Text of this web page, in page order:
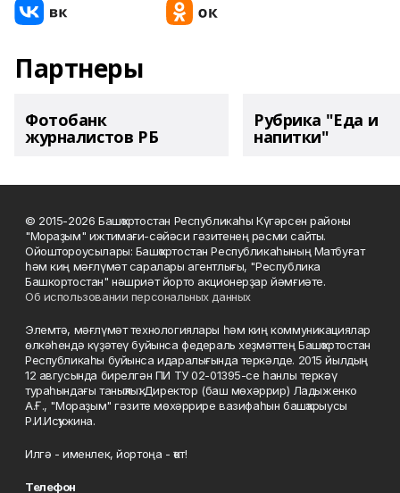
Партнеры
Фотобанк
журналистов РБ
Рубрика "Еда и
напитки"
© 2015-2026 Башҡортостан Республикаһы Күгәрсен районы
"Мораҙым" ижтимағи-сәйәси гәзитенең рәсми сайты.
Ойоштороусылары: Башҡортостан Республикаһының Матбуғат
һәм киң мәғлүмәт саралары агентлығы, "Республика
Башкортостан" нәшриәт йорто акционерҙар йәмғиәте.
Об использовании персональных данных
Элемтә, мәғлүмәт технологиялары һәм киң коммуникациялар
өлкәһендә күҙәтеү буйынса федераль хеҙмәттең Башҡортостан
Республикаһы буйынса идаралығында теркәлде. 2015 йылдың
12 авгусында бирелгән ПИ ТУ 02-01395-се һанлы теркәү
тураһындағы таныҡлыҡ. Директор (баш мөхәррир) Ладыженко
А.Ғ., "Мораҙым" гәзите мөхәррире вазифаһын башҡарыусы
Р.И.Исҡужина.
Илгә - именлек, йортоңа - ҡот!
Телефон